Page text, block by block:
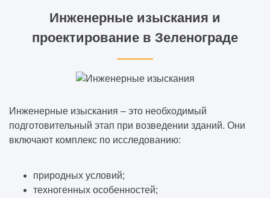
Инженерные изыскания и
проектирование в Зеленограде
Инженерные изыскания – это необходимый
подготовительный этап при возведении зданий. Они
включают комплекс по исследованию:
природных условий;
техногенных особенностей;